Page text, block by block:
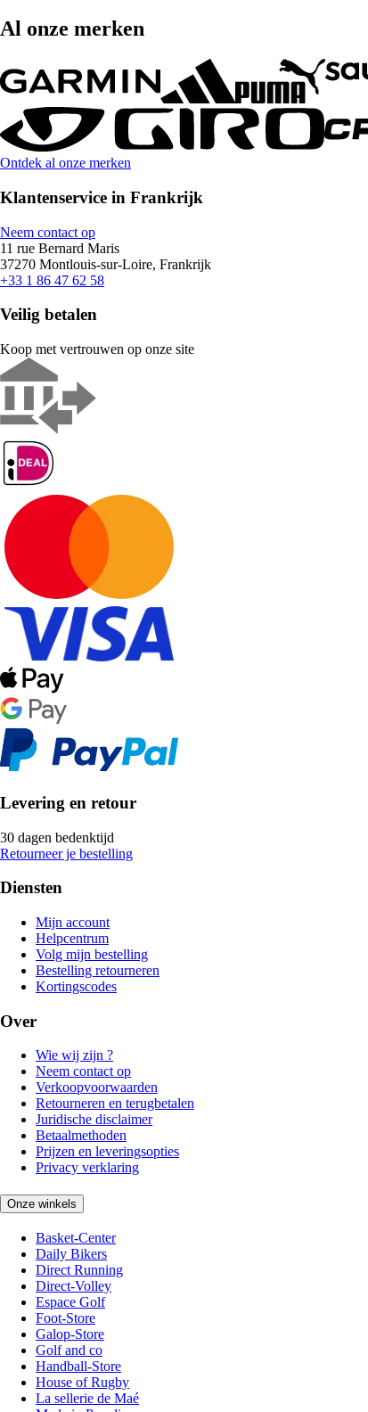
Al onze merken
Ontdek al onze merken
Klantenservice in Frankrijk
Neem contact op
11 rue Bernard Maris
37270 Montlouis-sur-Loire, Frankrijk
+33 1 86 47 62 58
Veilig betalen
Koop met vertrouwen op onze site
Levering en retour
30 dagen bedenktijd
Retourneer je bestelling
Diensten
Mijn account
Helpcentrum
Volg mijn bestelling
Bestelling retourneren
Kortingscodes
Over
Wie wij zijn ?
Neem contact op
Verkoopvoorwaarden
Retourneren en terugbetalen
Juridische disclaimer
Betaalmethoden
Prijzen en leveringsopties
Privacy verklaring
Onze winkels
Basket-Center
Daily Bikers
Direct Running
Direct-Volley
Espace Golf
Foot-Store
Galop-Store
Golf and co
Handball-Store
House of Rugby
La sellerie de Maé